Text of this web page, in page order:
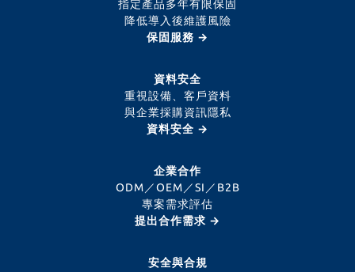
指定產品多年有限保固
降低導入後維護風險
保固服務 →
資料安全
重視設備、客戶資料
與企業採購資訊隱私
資料安全 →
企業合作
ODM／OEM／SI／B2B
專案需求評估
提出合作需求 →
安全與合規